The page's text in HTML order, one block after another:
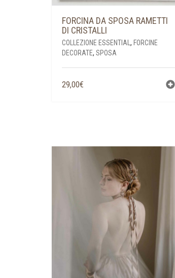
FORCINA DA SPOSA RAMETTI
DI CRISTALLI
COLLEZIONE ESSENTIAL , FORCINE
DECORATE, SPOSA
29,00€